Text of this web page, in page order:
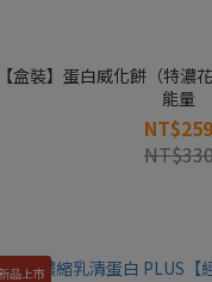
【盒裝】蛋白威化餅（特濃
能量
NT$259
品上市